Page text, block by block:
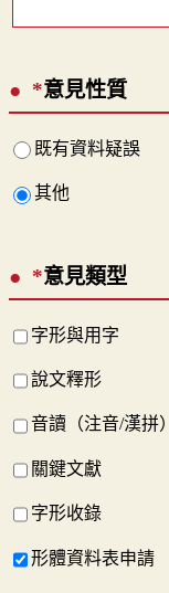
*意見性質
既有資料疑誤
其他
*意見類型
字形與用字
說文釋形
音讀（注音/漢拼）
關鍵文獻
字形收錄
形體資料表申請